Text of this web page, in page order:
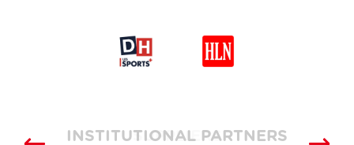
SUPPLIERS
INSTITUTIONAL PARTNERS